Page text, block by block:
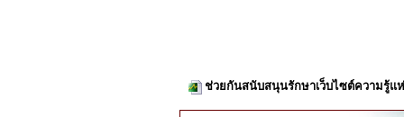
ช่วยกันสนับสนุนรักษาเว็บไซต์ความรู้แ